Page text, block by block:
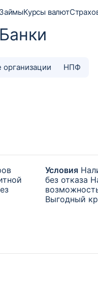
ЗаймыКурсы валют
НПФ
Условия
без отказа
Выгодный